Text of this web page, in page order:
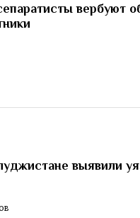
вербуют
выявили